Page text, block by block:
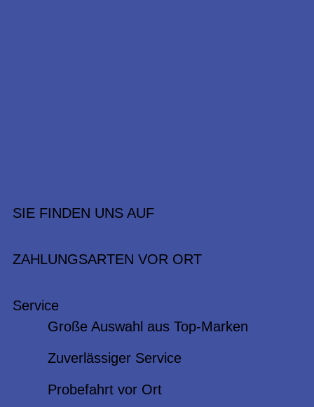
SIE FINDEN UNS AUF
ZAHLUNGSARTEN VOR ORT
Service
Große Auswahl aus Top-Marken
Zuverlässiger Service
Probefahrt vor Ort